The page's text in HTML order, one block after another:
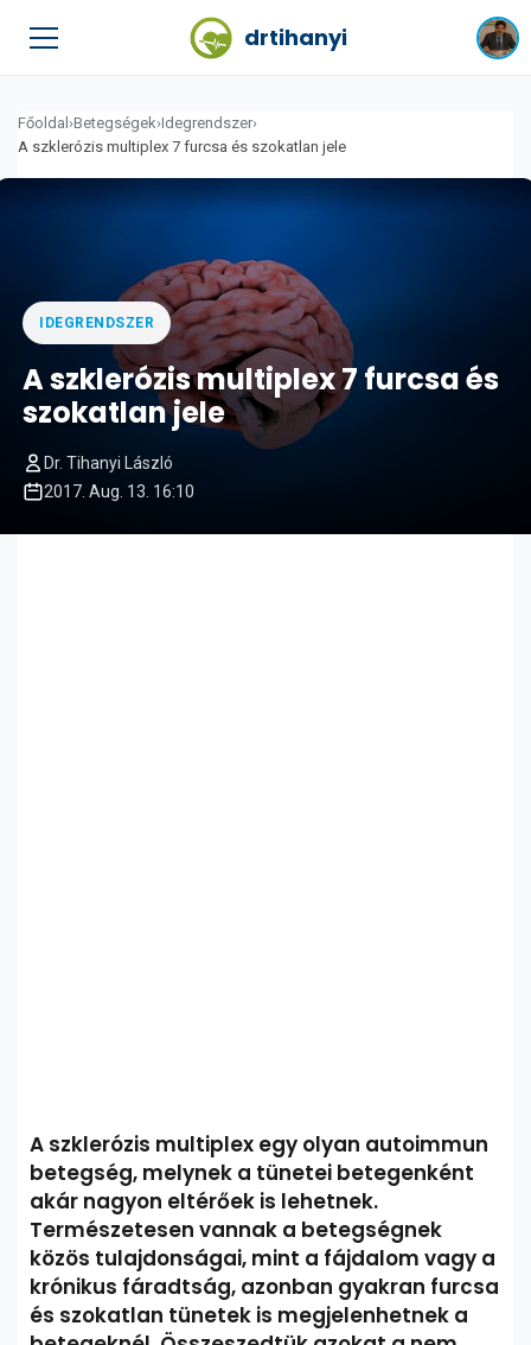
drtihanyi
Főoldal ›Betegségek›Idegrendszer›
A szklerózis multiplex 7 furcsa és szokatlan jele
IDEGRENDSZER
A szklerózis multiplex 7 furcsa és
szokatlan jele
Dr. Tihanyi László
2017. Aug. 13. 16:10
A szklerózis multiplex egy olyan autoimmun
betegség, melynek a tünetei betegenként
akár nagyon eltérőek is lehetnek.
Természetesen vannak a betegségnek
közös tulajdonságai, mint a fájdalom vagy a
krónikus fáradtság, azonban gyakran furcsa
és szokatlan tünetek is megjelenhetnek a